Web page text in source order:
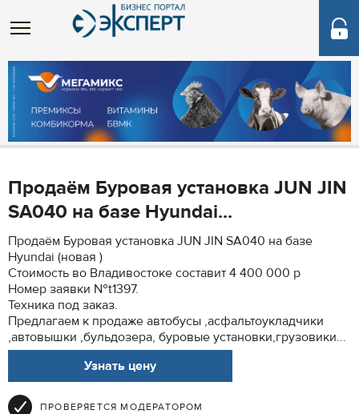
Продаём Буровая установка JUN JIN
SA040 на базе Hyundai...
Продаём Буровая установка JUN JIN SA040 на базе
Hyundai (новая )
Стоимость во Владивостоке составит 4 400 000 р
Номер заявки №t1397.
Техника под заказ.
Предлагаем к продаже автобусы ,асфальтоукладчики
,автовышки ,бульдозера, буровые установки,грузовики...
Узнать цену
ПРОВЕРЯЕТСЯ МОДЕРАТОРОМ